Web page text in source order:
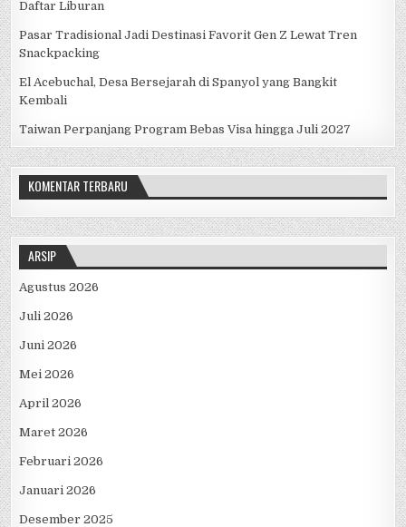
Daftar Liburan
Pasar Tradisional Jadi Destinasi Favorit Gen Z Lewat Tren
Snackpacking
El Acebuchal, Desa Bersejarah di Spanyol yang Bangkit
Kembali
Taiwan Perpanjang Program Bebas Visa hingga Juli 2027
KOMENTAR TERBARU
ARSIP
Agustus 2026
Juli 2026
Juni 2026
Mei 2026
April 2026
Maret 2026
Februari 2026
Januari 2026
Desember 2025